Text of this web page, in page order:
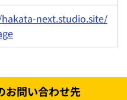
next.studio.site/
お問い合わせ先